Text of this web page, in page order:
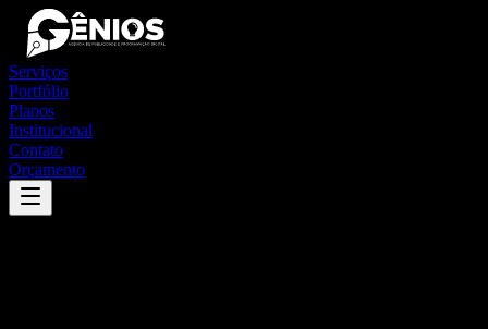
Serviços
Portfólio
Planos
Institucional
Contato
Orçamento